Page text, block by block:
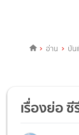
อ่าน บัน
เรื่องย่อ